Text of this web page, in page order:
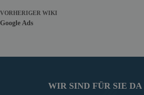
VORHERIGER WIKI
Google Ads
WIR SIND FÜR SIE DA